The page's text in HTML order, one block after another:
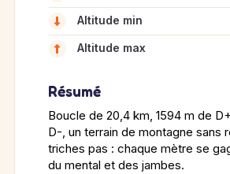
Altitude min
Altitude max
Résumé
Boucle de 20,4 km, 1594 m de
D-, un terrain de montagne sans
triches pas : chaque mètre se
du mental et des jambes.